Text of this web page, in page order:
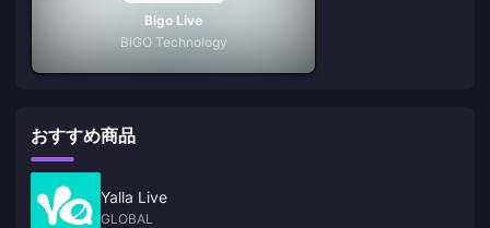
Bigo Live
BIGO Technology
おすすめ商品
Yalla Live
GLOBAL